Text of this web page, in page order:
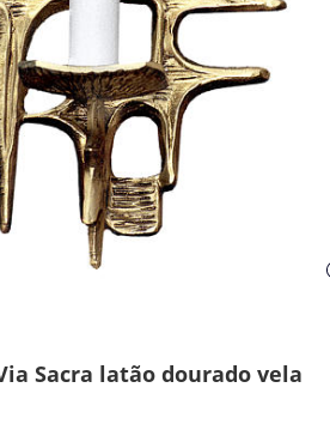
Sacra latão dourado vela